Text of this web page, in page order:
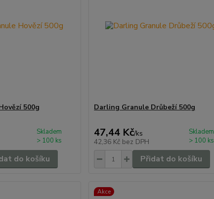
500g
Skladem
> 100 ks
do košíku
Darling Granule Drůbeží 500g
47,44 Kč/ks
42,36 Kč bez DPH
Skladem
> 100 ks
Přidat do košíku
Akce